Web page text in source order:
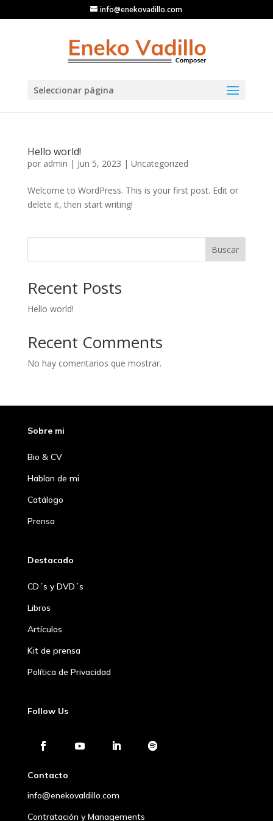
info@enekovadillo.com
Seleccionar página
Hello world!
por admin | Jun 5, 2023 | Uncategorized
Welcome to WordPress. This is your first post. Edit or
delete it, then start writing!
Buscar
Recent Posts
Hello world!
Recent Comments
No hay comentarios que mostrar.
Sobre mi
Bio & CV
Hablan de mi
Catálogo
Prensa
Destacado
CD´s y DVD´s
Libros
Artículos
Kit de prensa
Política de Privacidad
Follow Us
Contacto
info@enekovaldillo.com
Contratación y Managements